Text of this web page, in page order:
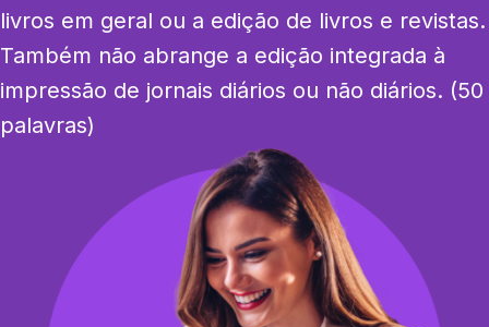
livros em geral ou a edição de livros e revistas.
Também não abrange a edição integrada à
impressão de jornais diários ou não diários. (50
palavras)